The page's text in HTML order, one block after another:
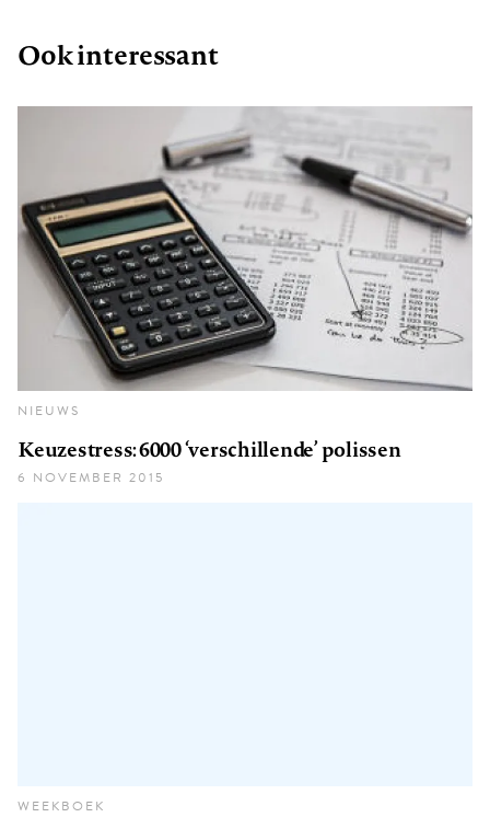
Ook interessant
NIEUWS
Keuzestress: 6000 ‘verschillende’ polissen
6 NOVEMBER 2015
WEEKBOEK